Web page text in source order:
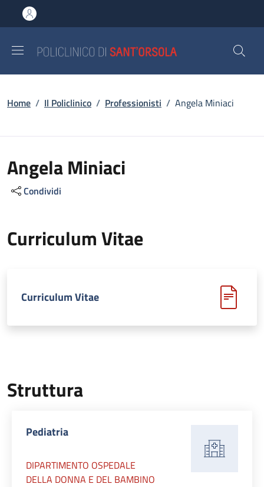
al contenuto principale
to footer content
Briciole di pane
Home / Il Policlinico / Professionisti / Angela Miniaci
Angela Miniaci
Condividi
Curriculum Vitae
Curriculum Vitae
Struttura
Pediatria
DIPARTIMENTO OSPEDALE
DELLA DONNA E DEL BAMBINO